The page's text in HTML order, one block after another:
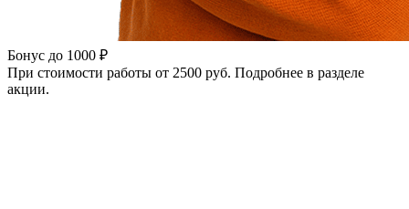
Бонус до 1000 ₽
При стоимости работы от 2500 руб. Подробнее в разделе
акции.